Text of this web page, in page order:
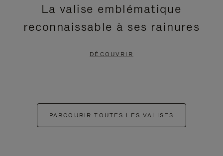
La valise emblématique
reconnaissable à ses rainures
DÉCOUVRIR
PARCOURIR TOUTES LES VALISES